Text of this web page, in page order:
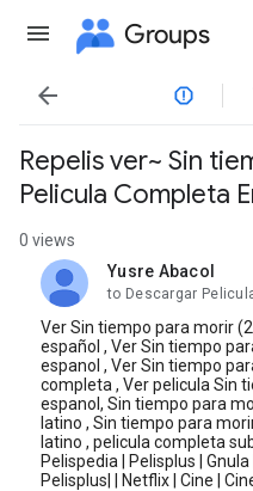
Groups

Repelis ver~ Sin
Pelicula Completa
0 views
Yusre Abacol
unread,
to Descargar
Ver Sin tiempo para morir
español , Ver Sin tiempo
espanol , Ver Sin tiempo
completa , Ver pelicula Sin
espanol, Sin tiempo para
latino , Sin tiempo para
latino , pelicula completa
Pelispedia | Pelisplus | Gnula
Pelisplus| | Netflix | Cine |